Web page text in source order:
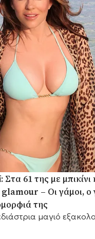
61 της με μπικίνι
– Οι γάμοι, ο
της
μαγιό